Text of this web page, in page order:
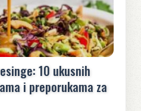
10 ukusnih
i preporukama za